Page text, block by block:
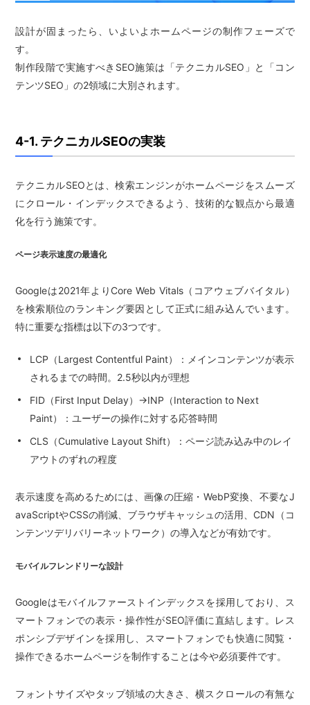
設計が固まったら、いよいよホームページの制作フェーズで
す。
制作段階で実施すべきSEO施策は「テクニカルSEO」と「コン
テンツSEO」の2領域に大別されます。
4-1. テクニカルSEOの実装
テクニカルSEOとは、検索エンジンがホームページをスムーズ
にクロール・インデックスできるよう、技術的な観点から最適
化を行う施策です。
ページ表示速度の最適化
Googleは2021年よりCore Web Vitals（コアウェブバイタル）
を検索順位のランキング要因として正式に組み込んでいます。
特に重要な指標は以下の3つです。
LCP（Largest Contentful Paint）：メインコンテンツが表示
されるまでの時間。2.5秒以内が理想
FID（First Input Delay）→INP（Interaction to Next
Paint）：ユーザーの操作に対する応答時間
CLS（Cumulative Layout Shift）：ページ読み込み中のレイ
アウトのずれの程度
表示速度を高めるためには、画像の圧縮・WebP変換、不要なJ
avaScriptやCSSの削減、ブラウザキャッシュの活用、CDN（コ
ンテンツデリバリーネットワーク）の導入などが有効です。
モバイルフレンドリーな設計
Googleはモバイルファーストインデックスを採用しており、ス
マートフォンでの表示・操作性がSEO評価に直結します。レス
ポンシブデザインを採用し、スマートフォンでも快適に閲覧・
操作できるホームページを制作することは今や必須要件です。
フォントサイズやタップ領域の大きさ、横スクロールの有無な